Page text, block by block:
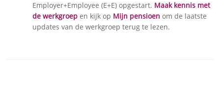
Employer+Employee (E+E) opgestart. Maak kennis met
de werkgroep en kijk op Mijn pensioen om de laatste
updates van de werkgroep terug te lezen.